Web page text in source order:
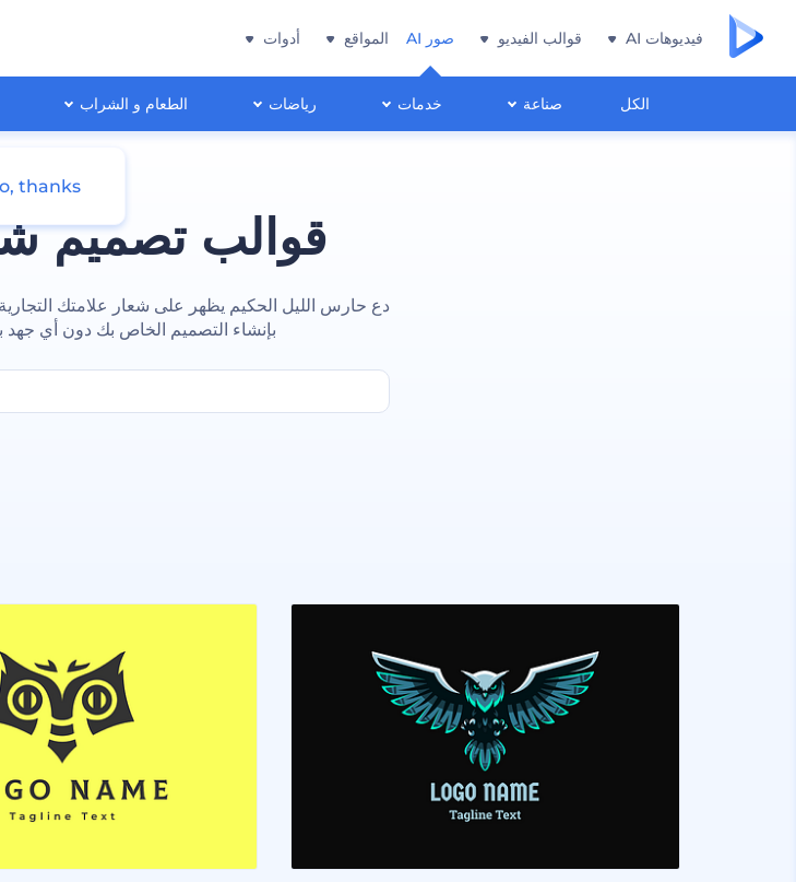
فيديوهات AI قوالب الفيديو صور AI
الكل صناعة خدمات رياضات الطعام و الشراب
المواقع أدوات
قوالب تصميم
دع حارس الليل الحكيم يظهر على شعار علامتك
بإنشاء التصميم الخاص بك دون أي جهد
thanks